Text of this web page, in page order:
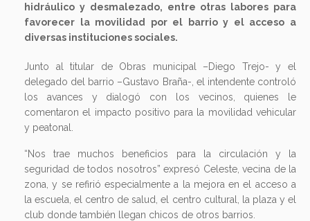
hidráulico y desmalezado, entre otras labores para
favorecer la movilidad por el barrio y el acceso a
diversas instituciones sociales.
Junto al titular de Obras municipal –Diego Trejo- y el
delegado del barrio –Gustavo Braña-, el intendente controló
los avances y dialogó con los vecinos, quienes le
comentaron el impacto positivo para la movilidad vehicular
y peatonal.
“Nos trae muchos beneficios para la circulación y la
seguridad de todos nosotros” expresó Celeste, vecina de la
zona, y se refirió especialmente a la mejora en el acceso a
la escuela, el centro de salud, el centro cultural, la plaza y el
club donde también llegan chicos de otros barrios.